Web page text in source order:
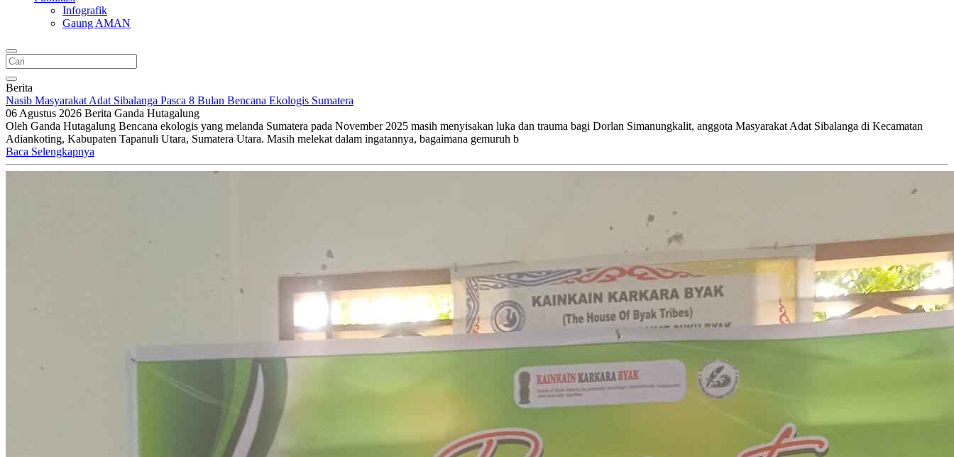
Infografik
Gaung AMAN
Berita
Nasib Masyarakat Adat Sibalanga Pasca 8 Bulan Bencana Ekologis Sumatera
06 Agustus 2026 Berita Ganda Hutagalung
Oleh Ganda Hutagalung Bencana ekologis yang melanda Sumatera pada November 2025 masih menyisakan luka dan trauma bagi Dorlan Simanungkalit, anggota Masyarakat Adat Sibalanga di Kecamatan
Adiankoting, Kabupaten Tapanuli Utara, Sumatera Utara. Masih melekat dalam ingatannya, bagaimana gemuruh b
Baca Selengkapnya